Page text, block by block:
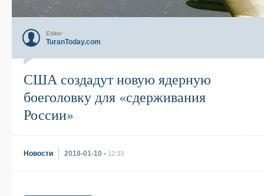
Editor
TuranToday.com
США создадут новую ядерную
боеголовку для «сдерживания
России»
Новости 2018-01-10 • 12:33